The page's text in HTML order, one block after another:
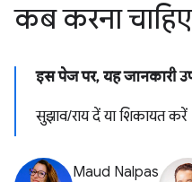
कब करना चाहिए
इस पेज पर, यह जानकारी
सुझाव/राय दें या शिकायत करें
Maud Nalpas